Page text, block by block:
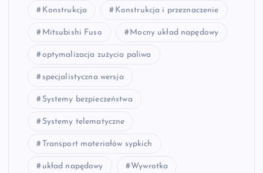
Konstrukcja Konstrukcja i przeznaczenie
Mitsubishi Fuso Mocny układ napędowy
optymalizacja zużycia paliwa
specjalistyczna wersja
Systemy bezpieczeństwa
Systemy telematyczne
Transport materiałów sypkich
układ napędowy Wywrotka